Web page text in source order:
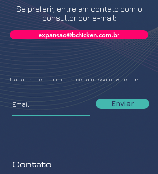
Se preferir, entre em contato com o
consultor por e-mail:
expansao@bchicken.com.br
Cadastre seu e-mail e receba nossa newsletter:
Enviar
Contato